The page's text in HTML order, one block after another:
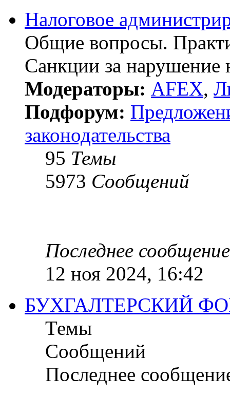
Налоговое
Общие вопросы.
Санкции за нарушение
Модераторы: AFEX,
Подфорум:
законодательства
95 Темы
5973 Сообщений
Последнее сообщение
12 ноя 2024, 16:42
БУХГАЛТЕРСКИЙ
Темы
Сообщений
Последнее